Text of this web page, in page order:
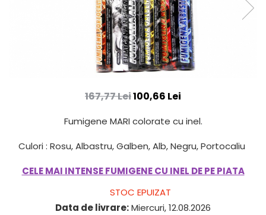
167,77 Lei100,66 Lei
Fumigene MARI colorate cu inel.
Culori : Rosu, Albastru, Galben, Alb, Negru, Portocaliu
CELE MAI INTENSE FUMIGENE CU INEL DE PE PIATA
STOC EPUIZAT
Data de livrare:Miercuri, 12.08.2026